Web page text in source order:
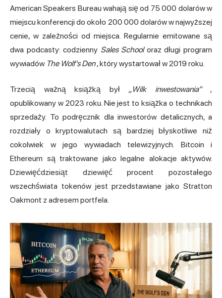
American Speakers Bureau wahają się od 75 000 dolarów w
miejscu konferencji do około 200 000 dolarów w najwyższej
cenie, w zależności od miejsca. Regularnie emitowane są
dwa podcasty: codzienny Sales Schooloraz długi program
wywiadów The Wolf's Den, który wystartował w 2019 roku.
Trzecią ważną książką był „Wilk inwestowania”,
opublikowany w 2023 roku. Nie jest to książka o technikach
sprzedaży. To podręcznik dla inwestorów detalicznych, a
rozdziały o kryptowalutach są bardziej błyskotliwe niż
cokolwiek w jego wywiadach telewizyjnych. Bitcoin i
Ethereum są traktowane jako legalne alokacje aktywów.
Dziewięćdziesiąt dziewięć procent pozostałego
wszechświata tokenów jest przedstawiane jako Stratton
Oakmont z adresem portfela.